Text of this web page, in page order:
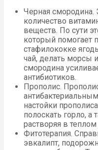
Черная смородина.
количество
веществ. По сути
который помогает
стафилококке
чай, делать морсы
смородина
антибиотиков.
Прополис.
настойки
полоскать горло, а
растворяя в
Фитотерапия.
эвкалипт,